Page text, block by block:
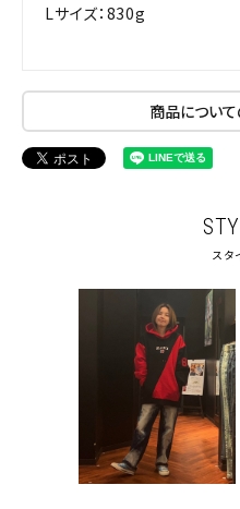
Lサイズ：830g
商品につい
スタ